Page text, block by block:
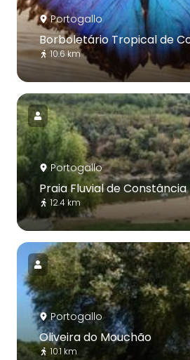
Portogallo
Borboletário Tropical de
10.6 km
Portogallo
Praia Fluvial de Constância
12.4 km
Portogallo
Oliveira do Mouchão
10.1 km